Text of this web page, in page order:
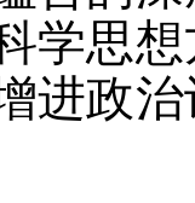
学思
进政